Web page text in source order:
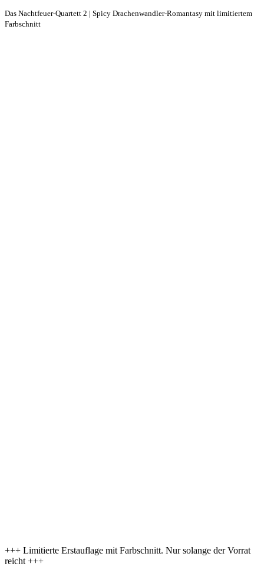
Das Nachtfeuer-Quartett 2 | Spicy Drachenwandler-Romantasy mit limitiertem
Farbschnitt
+++ Limitierte Erstauflage mit Farbschnitt. Nur solange der Vorrat
reicht +++